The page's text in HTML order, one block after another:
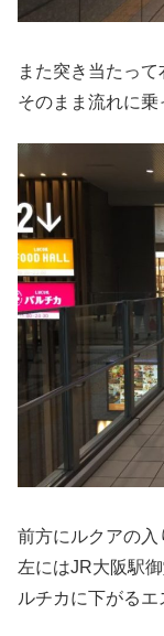
また突き当たって
そのまま流れに乗
前方にルクアの入
左にはJR大阪駅
ルチカに下がるエ